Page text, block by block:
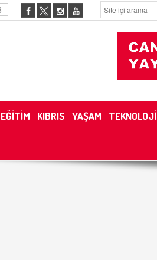
EĞİTİM KIBRIS YAŞAM TEKNOLOJİ